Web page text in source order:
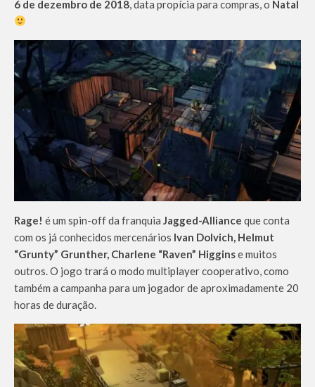
6 de dezembro de 2018, data propícia para compras, o Natal
Rage! é um spin-off da franquia Jagged-Alliance que conta
com os já conhecidos mercenários Ivan Dolvich, Helmut
“Grunty” Grunther, Charlene “Raven” Higginse muitos
outros. O jogo trará o modo multiplayer cooperativo, como
também a campanha para um jogador de aproximadamente 20
horas de duração.